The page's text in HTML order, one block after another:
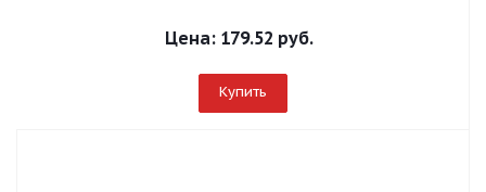
Цена: 179.52 руб.
Купить